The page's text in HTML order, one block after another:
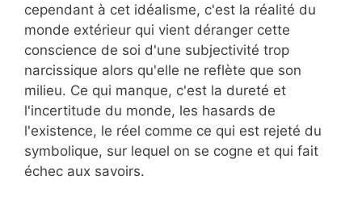
cependant à cet idéalisme, c'est la réalité du
monde extérieur qui vient déranger cette
conscience de soi d'une subjectivité trop
narcissique alors qu'elle ne reflète que son
milieu. Ce qui manque, c'est la dureté et
l'incertitude du monde, les hasards de
l'existence, le réel comme ce qui est rejeté du
symbolique, sur lequel on se cogne et qui fait
échec aux savoirs.